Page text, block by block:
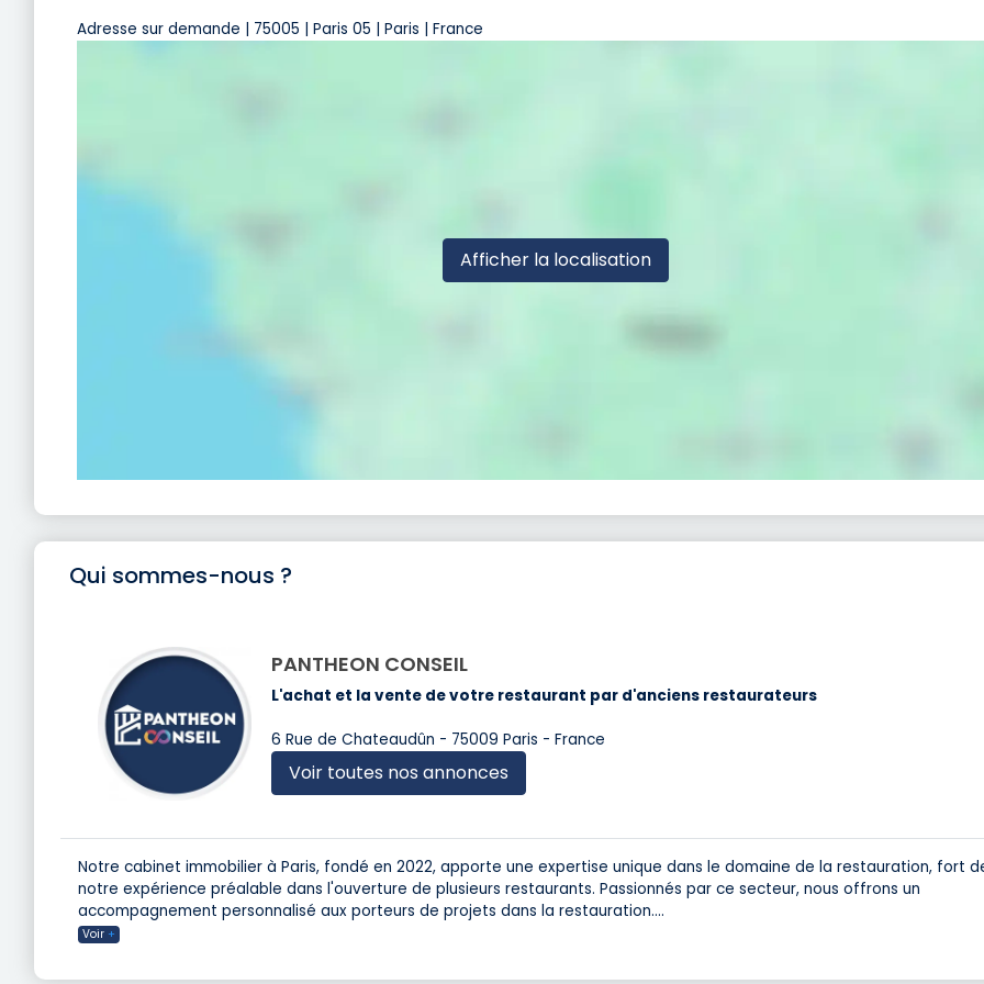
Adresse sur demande | 75005 | Paris 05 | Paris | France
Afficher la localisation
Qui sommes-nous ?
PANTHEON CONSEIL
L'achat et la vente de votre restaurant par d'anciens restaurateurs
6 Rue de Chateaudûn - 75009 Paris - France
Voir toutes nos annonces
Notre cabinet immobilier à Paris, fondé en 2022, apporte une expertise unique dans le domaine de la restauration, fort
notre expérience préalable dans l'ouverture de plusieurs restaurants. Passionnés par ce secteur, nous offrons un
accompagnement personnalisé aux porteurs de projets dans la restauration....
Voir +